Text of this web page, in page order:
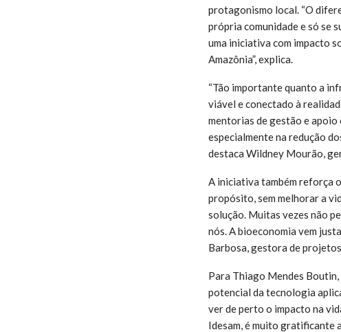
protagonismo local. “O
própria comunidade e só se
uma iniciativa com impacto
Amazônia”, explica.
“Tão importante quanto a
viável e conectado à
mentorias de gestão e
especialmente na redução
destaca Wildney Mourão,
A iniciativa também reforça
propósito, sem melhorar a
solução. Muitas vezes não
nós. A bioeconomia vem
Barbosa, gestora de
Para Thiago Mendes
potencial da tecnologia
ver de perto o impacto na
Idesam, é muito gratificante